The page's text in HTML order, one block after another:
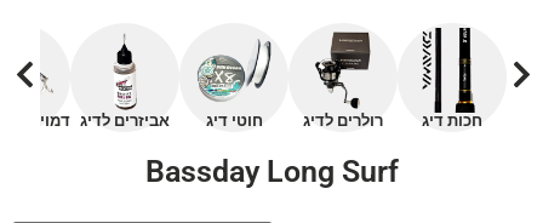
חכות דיג רולרים לדיג חוטי דיג אביזרים לדיג דמויים
Bassday Long Surf